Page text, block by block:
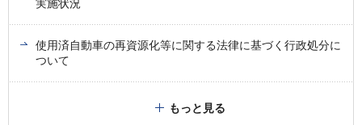
実施状況
使用済自動車の再資源化等に関する法律に基づく行政処分に
ついて
もっと見る